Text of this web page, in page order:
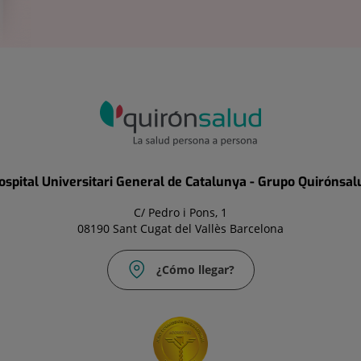
Universitari General de Catalunya - Grupo
C/ Pedro i Pons, 1
08190 Sant Cugat del Vallès Barcelona
¿Cómo llegar?